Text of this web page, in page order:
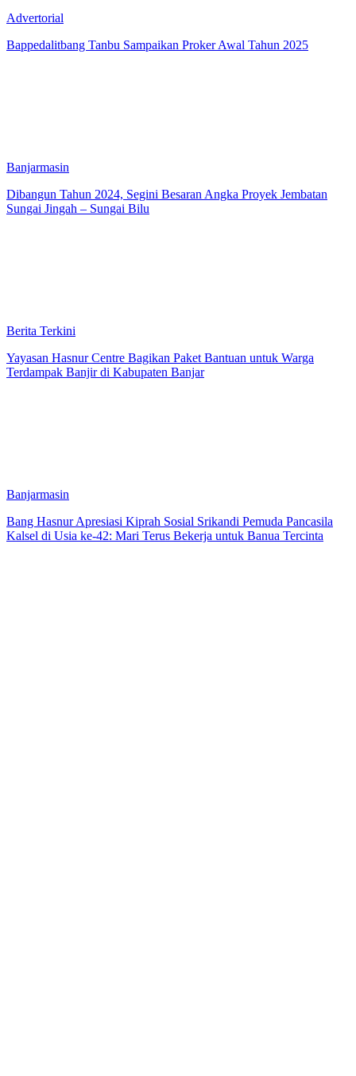
Advertorial
Bappedalitbang Tanbu Sampaikan Proker Awal Tahun 2025
Banjarmasin
Dibangun Tahun 2024, Segini Besaran Angka Proyek Jembatan
Sungai Jingah – Sungai Bilu
Berita Terkini
Yayasan Hasnur Centre Bagikan Paket Bantuan untuk Warga
Terdampak Banjir di Kabupaten Banjar
Banjarmasin
Bang Hasnur Apresiasi Kiprah Sosial Srikandi Pemuda Pancasila
Kalsel di Usia ke-42: Mari Terus Bekerja untuk Banua Tercinta